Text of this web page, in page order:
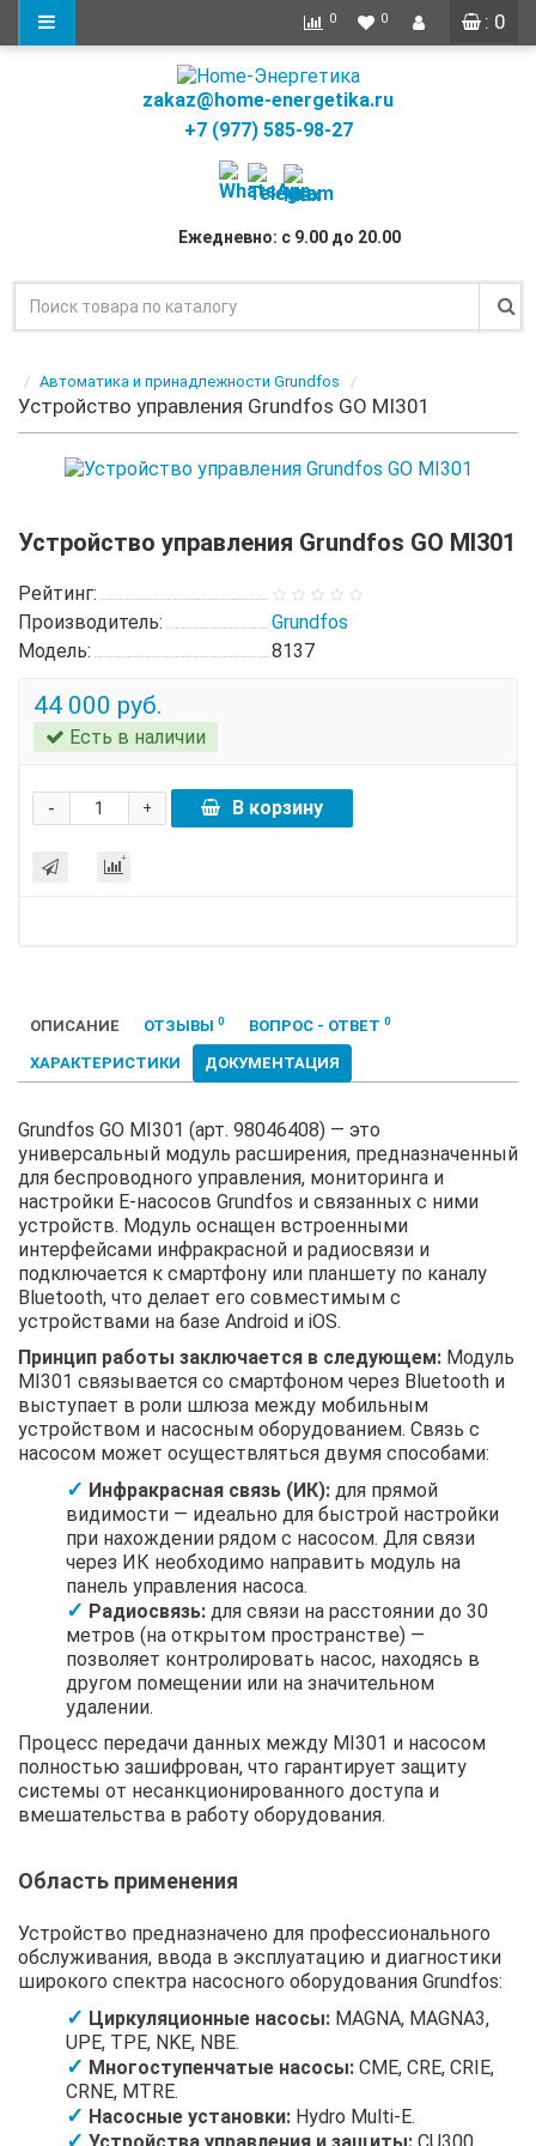
: 0
0 0
zakaz@home-energetika.ru
+7 (977) 585-98-27
Ежедневно: с 9.00 до 20.00
Автоматика и принадлежности Grundfos
Устройство управления Grundfos GO MI301
Устройство управления Grundfos GO MI301
Рейтинг:
Производитель:
Grundfos
Модель:
8137
44 000 руб.
Есть в наличии
+
- В корзину
ОПИСАНИЕ ОТЗЫВЫ 0 ВОПРОС - ОТВЕТ 0
ХАРАКТЕРИСТИКИ ДОКУМЕНТАЦИЯ
Grundfos GO MI301 (арт. 98046408) — это
универсальный модуль расширения, предназначенный
для беспроводного управления, мониторинга и
настройки E-насосов Grundfos и связанных с ними
устройств. Модуль оснащен встроенными
интерфейсами инфракрасной и радиосвязи и
подключается к смартфону или планшету по каналу
Bluetooth, что делает его совместимым с
устройствами на базе Android и iOS.
Принцип работы заключается в следующем: Модуль
MI301 связывается со смартфоном через Bluetooth и
выступает в роли шлюза между мобильным
устройством и насосным оборудованием. Связь с
насосом может осуществляться двумя способами:
Инфракрасная связь (ИК): для прямой
видимости — идеально для быстрой настройки
при нахождении рядом с насосом. Для связи
через ИК необходимо направить модуль на
панель управления насоса.
Радиосвязь: для связи на расстоянии до 30
метров (на открытом пространстве) —
позволяет контролировать насос, находясь в
другом помещении или на значительном
удалении.
Процесс передачи данных между MI301 и насосом
полностью зашифрован, что гарантирует защиту
системы от несанкционированного доступа и
вмешательства в работу оборудования.
Область применения
Устройство предназначено для профессионального
обслуживания, ввода в эксплуатацию и диагностики
широкого спектра насосного оборудования Grundfos:
Циркуляционные насосы: MAGNA, MAGNA3,
UPE, TPE, NKE, NBE.
Многоступенчатые насосы: CME, CRE, CRIE,
CRNE, MTRE.
Насосные установки: Hydro Multi-E.